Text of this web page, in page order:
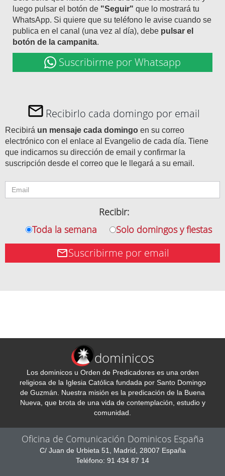
luego pulsar el botón de "Seguir" que lo mostrará tu
WhatsApp. Si quiere que su teléfono le avise cuando se
publica en el canal (una vez al día), debe pulsar el
botón de la campanita.
Suscribirme por Whatsapp
Recibirlo cada domingo por email
Recibirá un mensaje cada domingo en su correo
electrónico con el enlace al Evangelio de cada día. Tiene
que indicarnos su dirección de email y confirmar la
suscripción desde el correo que le llegará a su email.
Recibir:
Toda la semana
Solo domingos y fiestas
Suscribirme por email
dominicos
Los dominicos u Orden de Predicadores es una orden
religiosa de la Iglesia Católica fundada por Santo Domingo
de Guzmán. Nuestra misión es la predicación de la Buena
Nueva, que brota de una vida de contemplación, estudio y
comunidad.
Oficina de Comunicación Dominicos España
C/ Juan de Urbieta 51, Madrid, 28007 España
Teléfono: 91 434 87 14